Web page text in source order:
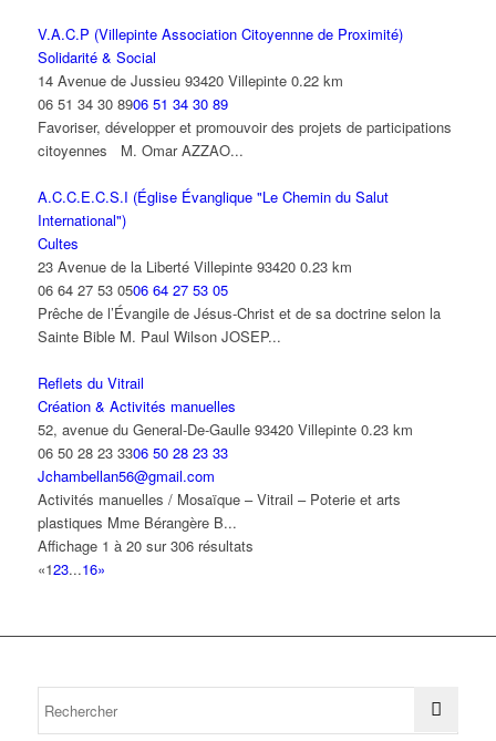
V.A.C.P (Villepinte Association Citoyennne de Proximité)
Solidarité & Social
14 Avenue de Jussieu 93420 Villepinte 0.22 km
06 51 34 30 8906 51 34 30 89
Favoriser, développer et promouvoir des projets de participations
citoyennes M. Omar AZZAO...
A.C.C.E.C.S.I (Église Évanglique "Le Chemin du Salut
International")
Cultes
23 Avenue de la Liberté Villepinte 93420 0.23 km
06 64 27 53 0506 64 27 53 05
Prêche de l’Évangile de Jésus-Christ et de sa doctrine selon la
Sainte Bible M. Paul Wilson JOSEP...
Reflets du Vitrail
Création & Activités manuelles
52, avenue du General-De-Gaulle 93420 Villepinte 0.23 km
06 50 28 23 3306 50 28 23 33
Jchambellan56@gmail.com
Activités manuelles / Mosaïque – Vitrail – Poterie et arts
plastiques Mme Bérangère B...
Affichage 1 à 20 sur 306 résultats
«123...16»